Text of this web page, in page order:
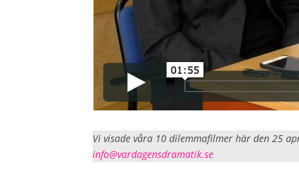
Vi visade våra 10 dilemmafilmer här den 25
info@vardagensdramatik.se